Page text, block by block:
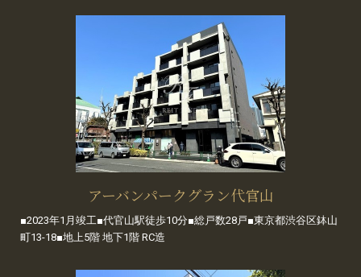
アーバンパークグラン代官山
■2023年1月竣工■代官山駅徒歩10分■総戸数28戸■東京都渋谷区鉢山
町13-18■地上5階 地下1階 RC造